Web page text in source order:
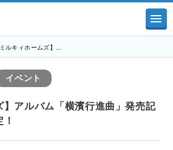
ミルキィホームズ】…
イベント
】アルバム「横濱行進曲」発売記